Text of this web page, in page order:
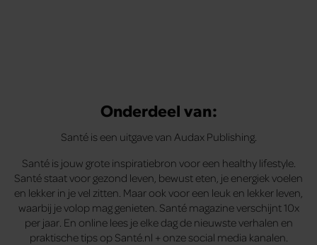
Onderdeel van:
Santé is een uitgave van Audax Publishing.
Santé is jouw grote inspiratiebron voor een healthy lifestyle.
Santé staat voor gezond leven, bewust eten, je energiek voelen
en lekker in je vel zitten. Maar ook voor een leuk en lekker leven,
waarbij je volop mag genieten. Santé magazine verschijnt 10x
per jaar. En online lees je elke dag de nieuwste verhalen en
praktische tips op Santé.nl + onze social media kanalen.